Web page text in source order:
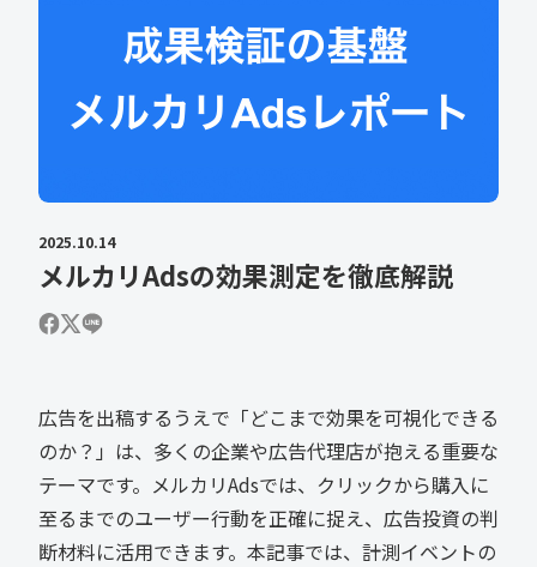
2025.10.14
メルカリAdsの効果測定を徹底解説
広告を出稿するうえで「どこまで効果を可視化できる
のか？」は、多くの企業や広告代理店が抱える重要な
テーマです。メルカリAdsでは、クリックから購入に
至るまでのユーザー行動を正確に捉え、広告投資の判
断材料に活用できます。本記事では、計測イベントの